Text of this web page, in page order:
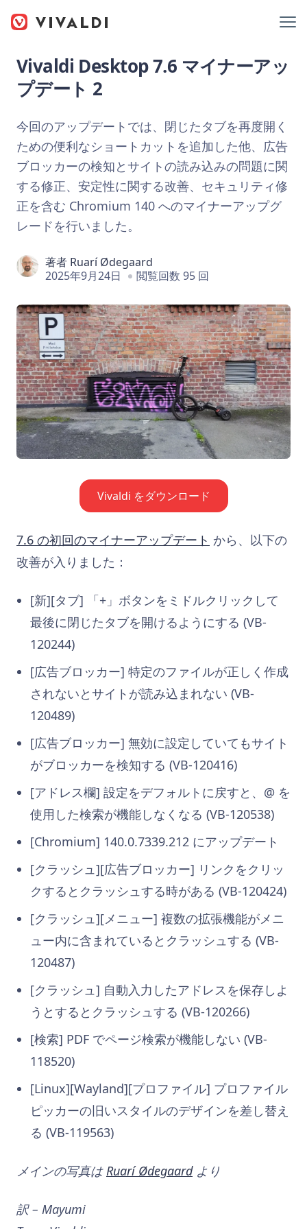
Vivaldi Desktop 7.6 マイナーアッ
プデート 2
今回のアップデートでは、閉じたタブを再度開く
ための便利なショートカットを追加した他、広告
ブロッカーの検知とサイトの読み込みの問題に関
する修正、安定性に関する改善、セキュリティ修
正を含む Chromium 140 へのマイナーアップグ
レードを行いました。
著者 Ruarí Ødegaard
2025年9月24日
閲覧回数 95 回
Vivaldi をダウンロード
7.6 の初回のマイナーアップデート から、以下の
改善が入りました：
[新][タブ] 「+」ボタンをミドルクリックして
最後に閉じたタブを開けるようにする (VB-
120244)
[広告ブロッカー] 特定のファイルが正しく作成
されないとサイトが読み込まれない (VB-
120489)
[広告ブロッカー] 無効に設定していてもサイト
がブロッカーを検知する (VB-120416)
[アドレス欄] 設定をデフォルトに戻すと、@ を
使用した検索が機能しなくなる (VB-120538)
[Chromium] 140.0.7339.212 にアップデート
[クラッシュ][広告ブロッカー] リンクをクリッ
クするとクラッシュする時がある (VB-120424)
[クラッシュ][メニュー] 複数の拡張機能がメニ
ュー内に含まれているとクラッシュする (VB-
120487)
[クラッシュ] 自動入力したアドレスを保存しよ
うとするとクラッシュする (VB-120266)
[検索] PDF でページ検索が機能しない (VB-
118520)
[Linux][Wayland][プロファイル] プロファイル
ピッカーの旧いスタイルのデザインを差し替え
る (VB-119563)
メインの写真は Ruarí Ødegaardより
訳 – Mayumi